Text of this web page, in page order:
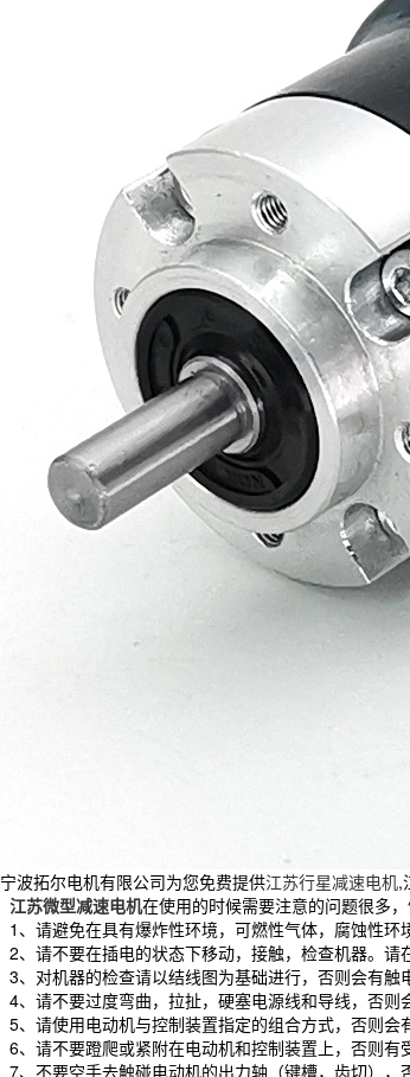
宁波拓尔电机有限公司为您免费提供江苏行星减速电机,
江苏微型减速电机在使用的时候需要注意的问题很多
1、请避免在具有爆炸性环境，可燃性气体，腐蚀性
2、请不要在插电的状态下移动，接触，检查机器。请
3、对机器的检查请以结线图为基础进行，否则会有触
4、请不要过度弯曲，拉扯，硬塞电源线和导线，否则
5、请使用电动机与控制装置指定的组合方式，否则会
6、请不要蹬爬或紧附在电动机和控制装置上，否则有
7、不要空手去触碰电动机的出力轴（键槽，齿切），